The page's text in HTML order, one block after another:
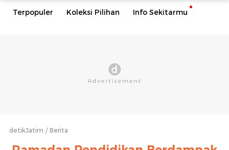
Terpopuler Koleksi Pilihan Info Sekitarmu
detikJatim Berita